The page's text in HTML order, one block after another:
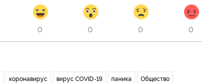
0 0 0 0
коронавирус вирус COVID-19 паника Общество